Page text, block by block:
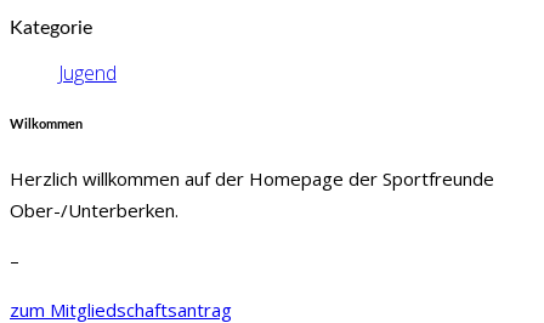
Kategorie
Jugend
Wilkommen
Herzlich willkommen auf der Homepage der Sportfreunde
Ober-/Unterberken.
–
zum Mitgliedschaftsantrag